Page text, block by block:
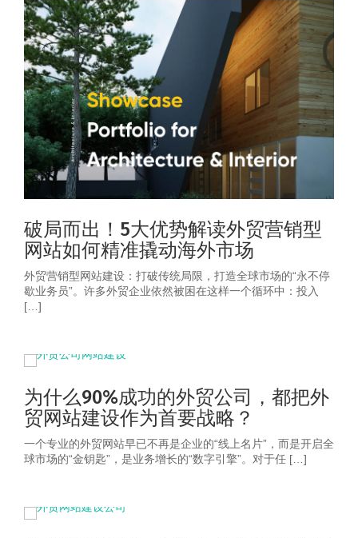
破局而出！5大优势解读外贸营销型
网站如何精准撬动海外市场
外贸营销型网站建设：打破传统局限，打造全球市场的“永不停
歇业务员”。许多外贸企业依然被困在这样一个循环中：投入
[…]
为什么90%成功的外贸公司，都把外
贸网站建设作为首要战略？
一个专业的外贸网站早已不再是企业的“线上名片”，而是开启全
球市场的“金钥匙”，是业务增长的“数字引擎”。对于任 […]